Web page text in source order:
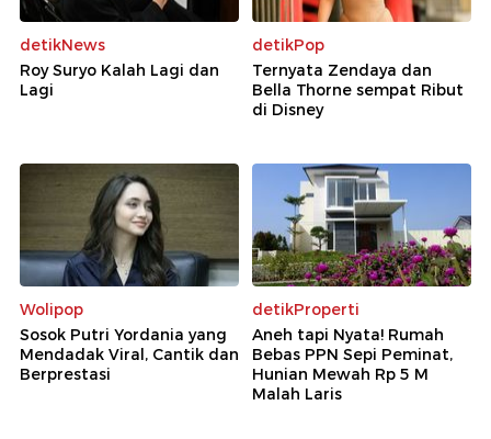
detikNews
Roy Suryo Kalah Lagi dan
Lagi
detikPop
Ternyata Zendaya dan
Bella Thorne sempat Ribut
di Disney
Wolipop
Sosok Putri Yordania yang
Mendadak Viral, Cantik dan
Berprestasi
detikProperti
Aneh tapi Nyata! Rumah
Bebas PPN Sepi Peminat,
Hunian Mewah Rp 5 M
Malah Laris